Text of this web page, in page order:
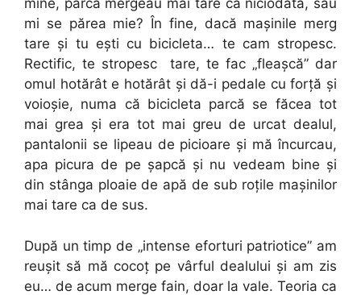
mine, parcă mergeau mai tare ca niciodată, sau
mi se părea mie? În fine, dacă maşinile merg
tare şi tu eşti cu bicicleta… te cam stropesc.
Rectific, te stropesc tare, te fac „fleaşcă” dar
omul hotărât e hotărât şi dă-i pedale cu forţă şi
voioşie, numa că bicicleta parcă se făcea tot
mai grea şi era tot mai greu de urcat dealul,
pantalonii se lipeau de picioare şi mă încurcau,
apa picura de pe şapcă şi nu vedeam bine şi
din stânga ploaie de apă de sub roţile maşinilor
mai tare ca de sus.
După un timp de „intense eforturi patriotice” am
reuşit să mă cocoţ pe vârful dealului şi am zis
eu… de acum merge fain, doar la vale. Teoria ca